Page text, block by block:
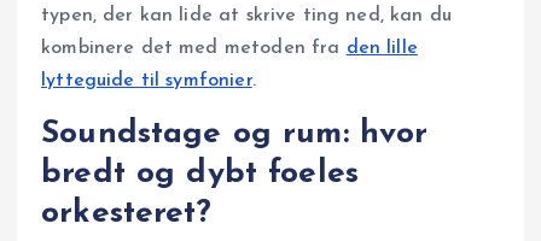
typen, der kan lide at skrive ting ned, kan du
kombinere det med metoden fra den lille
lytteguide til symfonier.
Soundstage og rum: hvor
bredt og dybt foeles
orkesteret?